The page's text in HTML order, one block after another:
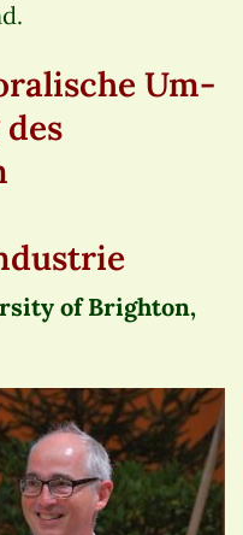
Um-
of Brighton,